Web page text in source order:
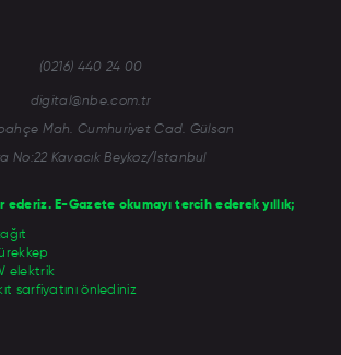
ederiz. E-Gazete okumayı tercih ederek yıllık;
elektrik
sarfiyatını önlediniz
(0216) 440 24 00
digital@nbe.com.tr
Mah. Cumhuriyet Cad. Gülsan
No:22 Kavacık Beykoz/İstanbul